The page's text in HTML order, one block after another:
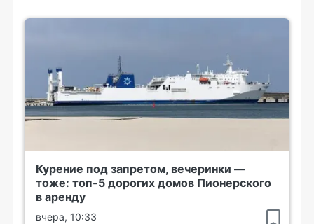
Курение под запретом, вечеринки —
тоже: топ-5 дорогих домов Пионерского
в аренду
вчера, 10:33